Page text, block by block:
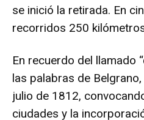
se inició la retirada. En
recorridos 250
En recuerdo del llamado
las palabras de
julio de 1812,
ciudades y la